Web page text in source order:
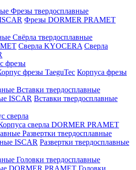
Фрезы твердосплавные
Фрезы DORMER PRAMET
Свёрла твердосплавные
Сверла KYOCERA Сверла
фрезы
фрезы TaeguTec Корпуса фрезы
Вставки твердосплавные
ISCAR Вставки твердосплавные
сверла
сверла DORMER PRAMET
Развертки твердосплавные
ISCAR Развертки твердосплавные
Головки твердосплавные